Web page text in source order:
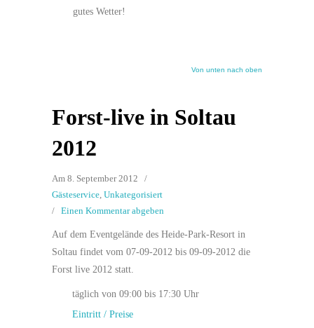
gutes Wetter!
Von unten nach oben
Forst-live in Soltau
2012
Am 8. September 2012
/
Gästeservice, Unkategorisiert
/ Einen Kommentar abgeben
Auf dem Eventgelände des Heide-Park-Resort in
Soltau findet vom 07-09-2012 bis 09-09-2012 die
Forst live 2012 statt.
täglich von 09:00 bis 17:30 Uhr
Eintritt / Preise